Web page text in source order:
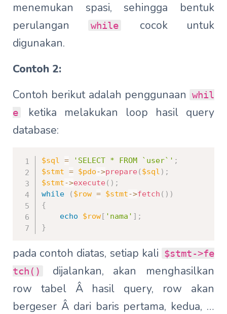
menemukan spasi, sehingga bentuk
perulangan
while
cocok untuk
digunakan.
Contoh 2:
Contoh berikut adalah penggunaan whil
e
ketika melakukan loop hasil query
database:
$sql = 'SELECT * FROM `user`' ;
$stmt = $pdo->prepare( $sql ) ;
$stmt->execute( ) ;
while
( $row = $stmt->fetch ( ) )
{
echo
$row[ 'nama' ] ;
}
pada contoh diatas, setiap kali $stmt->fe
tch()
dijalankan, akan menghasilkan
row tabel Â hasil query, row akan
bergeser Â dari baris pertama, kedua, …